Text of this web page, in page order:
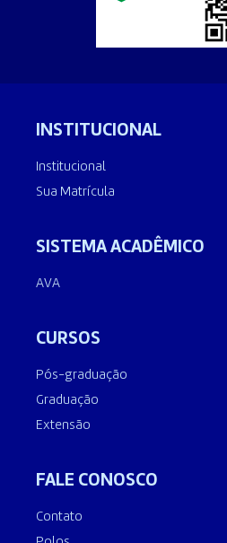
INSTITUCIONAL
Institucional
Sua Matrícula
SISTEMA ACADÊMICO
AVA
CURSOS
Pós-graduação
Graduação
Extensão
FALE CONOSCO
Contato